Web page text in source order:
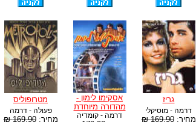
גריז
דרמה - מוסיקלי
מחיר:169.90 ₪
אסקימו לימון -
מהדורה מיוחדת
דרמה - קומדיה
מטרופוליס
פעולה - דרמה
מחיר:169.90 ₪